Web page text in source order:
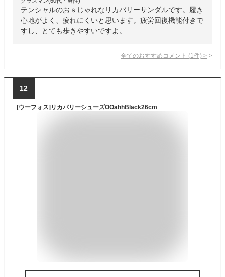
テンシャルのおｓじゃれなリカバリーサンダルです。履き
心地がよく、疲れにくいと思います。疲労回復機能付きで
すし、とても歩きやすいですよ。
全てのおすすめコメント (1 件) >
12
[ウーフォス]リカバリーシューズOOahhBlack26cm